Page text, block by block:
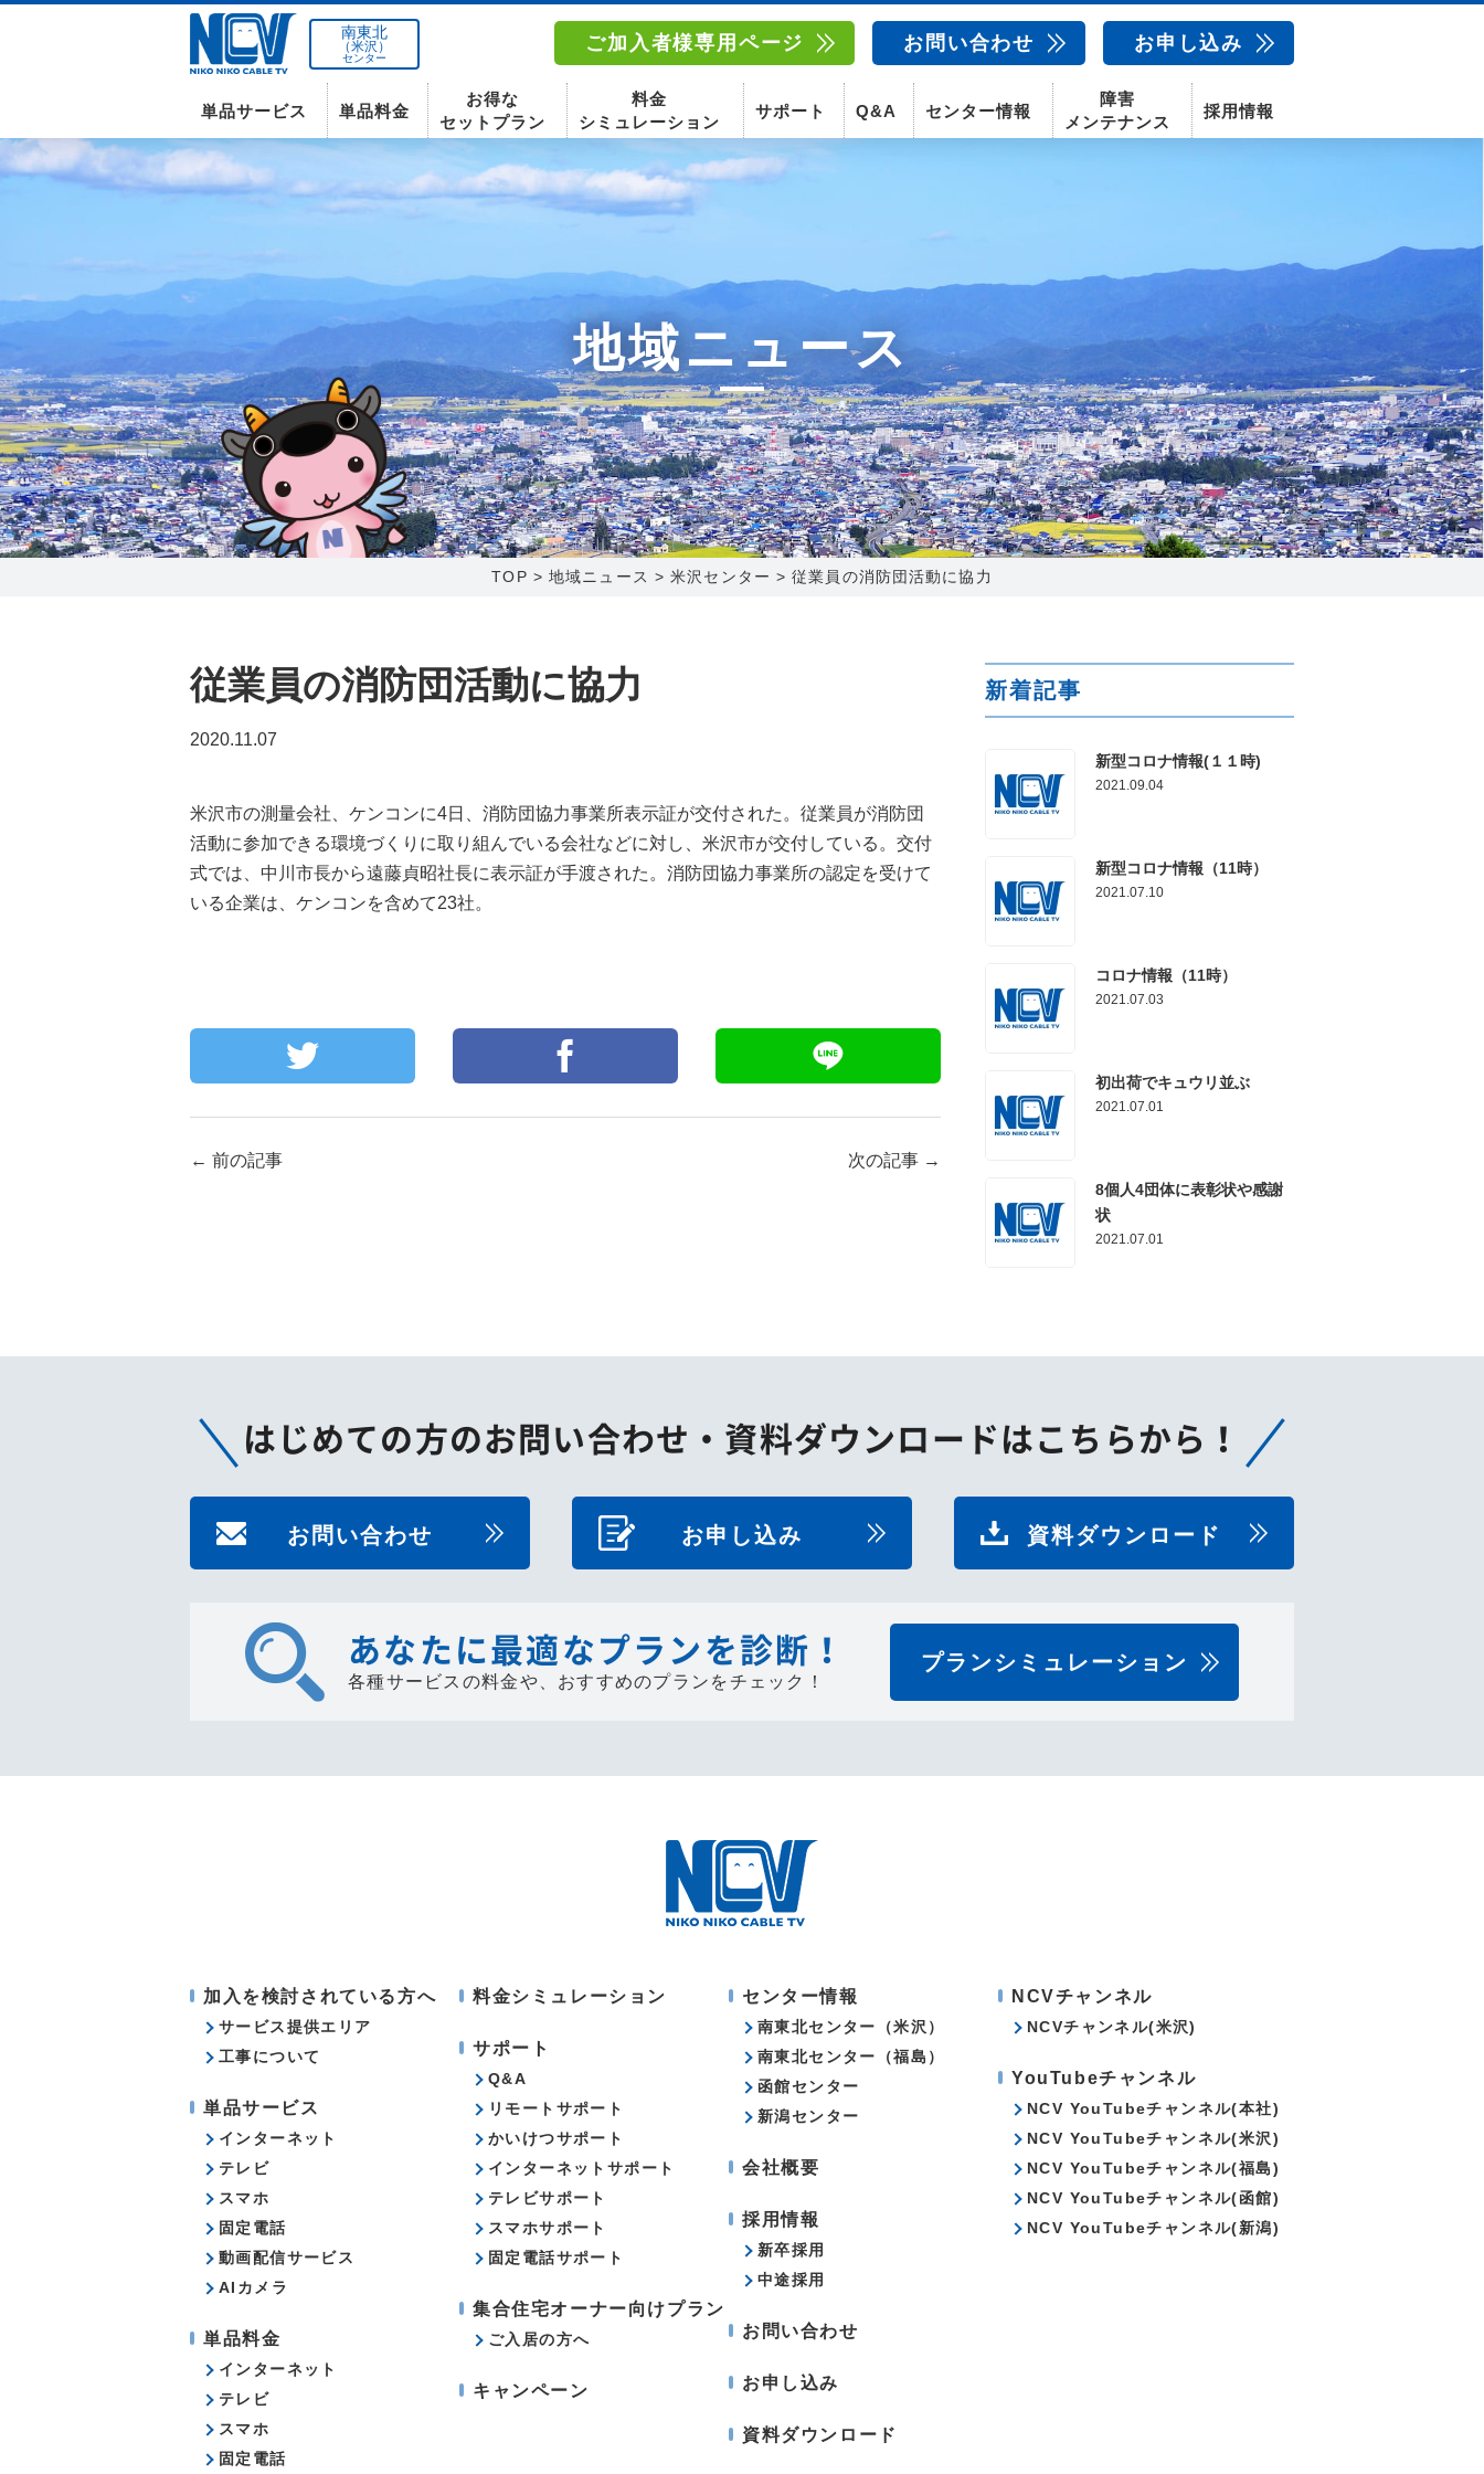
〒992-0044
山形県米沢市春日四丁目2-75
0238-24-2525
営業時間 9:00～18:00
〒960-8252
福島県福島市御山字一本松17-1-1
0120-173-577
営業時間 9:15～18:00
北海道函館市桔梗町379-31
0138-34-2525
営業時間 9:00～18:00
新潟県新潟市西区山田2310-39
025-210-1200
営業時間 9:00～18:00
南東北
（米沢）
センター
ご加入者様専用ページ お問い合わせ お申し込み
単品サービス
インターネット スマホ 固定電話 AIカメラ
単品料金
インターネット スマホ 動画配信サービス
お得な
セットプラン
料金
シミュレーション
サポート Q&A センター情報
〒992-0044
山形県米沢市春日四丁目2-75
0238-24-2525
営業時間 9:00～18:00
〒960-8252
福島県福島市御山字一本松17-1-1
0120-173-577
営業時間 9:15～18:00
番組情報
〒041-0801
北海道函館市桔梗町379-31
0138-34-2525
営業時間 9:00～18:00
番組情報
〒950-1189
新潟県新潟市西区山田2310-39
025-210-1200
営業時間 9:00～18:00
障害
メンテナンス
採用情報
地域ニュース
TOP >地域ニュース >米沢センター >従業員の消防団活動に協力
従業員の消防団活動に協力
2020.11.07
米沢市の測量会社、ケンコンに4日、消防団協力事業所表示証が交付された。従業員が消防団
活動に参加できる環境づくりに取り組んでいる会社などに対し、米沢市が交付している。交付
式では、中川市長から遠藤貞昭社長に表示証が手渡された。消防団協力事業所の認定を受けて
いる企業は、ケンコンを含めて23社。
← 前の記事 次の記事 →
新着記事
新型コロナ情報(１１時)
2021.09.04
新型コロナ情報（11時）
2021.07.10
コロナ情報（11時）
2021.07.03
初出荷でキュウリ並ぶ
2021.07.01
8個人4団体に表彰状や感謝
状
2021.07.01
はじめての方のお問い合わせ・ 資料ダウンロードはこちらから！
お問い合わせ お申し込み 資料ダウンロード
あなたに最適なプランを診断！
各種サービスの料金や、 おすすめのプランをチェック！
プランシミュレーション
加入を検討されている方へ
サービス提供エリア
工事について
単品サービス
インターネット
テレビ
スマホ
固定電話
動画配信サービス
AIカメラ
単品料金
インターネット
テレビ
スマホ
固定電話
料金シミュレーション
サポート
Q&A
リモートサポート
かいけつサポート
インターネットサポート
テレビサポート
スマホサポート
固定電話サポート
集合住宅オーナー向けプラン
ご入居の方へ
キャンペーン
センター情報
南東北センター（米沢）
南東北センター（福島）
函館センター
新潟センター
会社概要
採用情報
新卒採用
中途採用
お問い合わせ
お申し込み
資料ダウンロード
NCVチャンネル
NCVチャンネル(米沢)
YouTubeチャンネル
NCV YouTubeチャンネル(本社)
NCV YouTubeチャンネル(米沢)
NCV YouTubeチャンネル(福島)
NCV YouTubeチャンネル(函館)
NCV YouTubeチャンネル(新潟)